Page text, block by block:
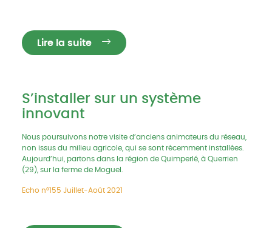
Lire la suite
S’installer sur un système
innovant
Nous poursuivons notre visite d’anciens animateurs du réseau,
non issus du milieu agricole, qui se sont récemment installées.
Aujourd’hui, partons dans la région de Quimperlé, à Querrien
(29), sur la ferme de Moguel.
Echo n°155 Juillet-Août 2021